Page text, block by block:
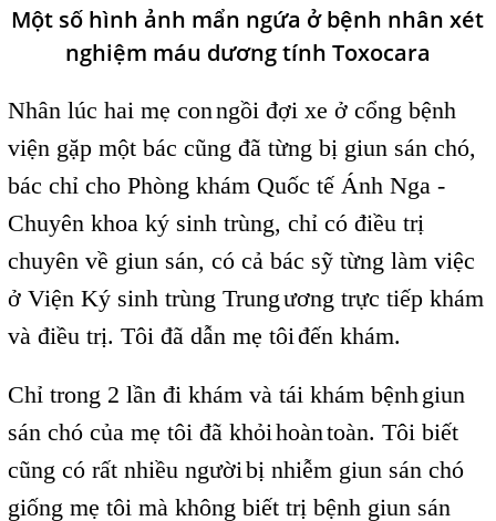
Một số hình ảnh mẩn ngứa ở bệnh nhân xét
nghiệm máu dương tính Toxocara
Nhân lúc hai mẹ conlngồi đợi xe ở cổng bệnh
viện gặp một bác cũng đã từng bị giun sán chó,
bác chỉ cho Phòng khám Quốc tế Ánh Nga -
Chuyên khoa ký sinh trùng, chỉ có điều trị
chuyên về giun sán, có cả bác sỹ từng làm việc
ở Viện Ký sinh trùng Trungương trực tiếp khám
và điều trị. Tôi đã dẫn mẹ tôilđến khám.
Chỉ trong 2 lần đi khám và tái, khám bệnh, giun
sán chó của mẹ tôi đã khỏi,hoàn,toàn. Tôi biết
cũng có rất nhiều người,bị nhiễm giun sán chó
giống mẹ tôi mà không biết trị bệnh giun sán